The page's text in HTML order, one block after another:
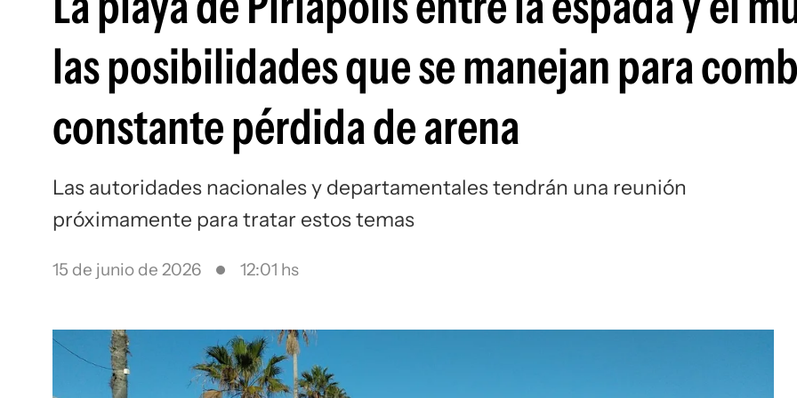
las posibilidades que se manejan para
constante pérdida de arena
Las autoridades nacionales y departamentales tendrán una reunión
próximamente para tratar estos temas
15 de junio de 2026 12:01 hs